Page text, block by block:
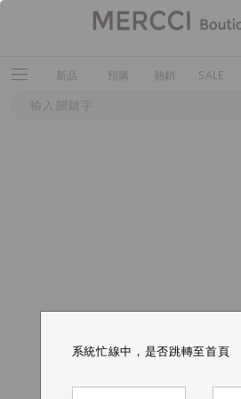
新品 預購 熱銷 SALE
系統忙線中，是否跳轉至首頁
系統忙線中，是否跳轉至首頁
系統忙線中，是否跳轉至首頁
系統忙線中，是否跳轉至首頁
系統忙線中，是否跳轉至首頁